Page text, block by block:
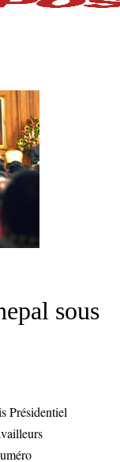
sous
Présidentiel